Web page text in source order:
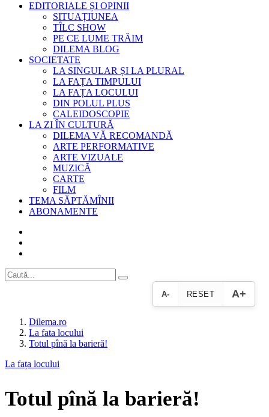
EDITORIALE ȘI OPINII
SITUAȚIUNEA
TÎLC SHOW
PE CE LUME TRĂIM
DILEMA BLOG
SOCIETATE
LA SINGULAR ȘI LA PLURAL
LA FAȚA TIMPULUI
LA FAȚA LOCULUI
DIN POLUL PLUS
CALEIDOSCOPIE
LA ZI ÎN CULTURĂ
DILEMA VĂ RECOMANDĂ
ARTE PERFORMATIVE
ARTE VIZUALE
MUZICĂ
CARTE
FILM
TEMA SĂPTĂMÎNII
ABONAMENTE
A- RESET A+
Dilema.ro
La fata locului
Totul pînă la barieră!
La fața locului
Totul pînă la barieră!